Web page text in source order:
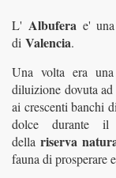
L' Albufera e'
di Valencia.
Una volta era
diluizione dovuta
ai crescenti banchi
dolce durante il
dellariserva
fauna di prosperare